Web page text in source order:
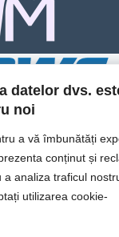
datelor dvs.
noi
a vă îmbunătăți
conținut și
a analiza traficul
utilizarea cookie-